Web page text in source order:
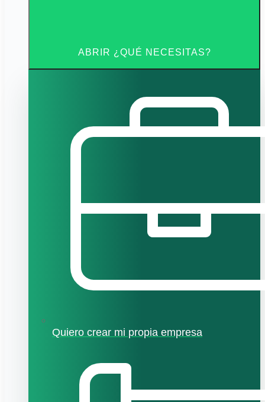
ABRIR ¿QUÉ NECESITAS?
Quiero crear mi propia empresa